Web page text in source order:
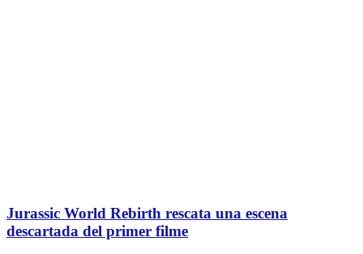
Jurassic World Rebirth rescata una escena
descartada del primer filme